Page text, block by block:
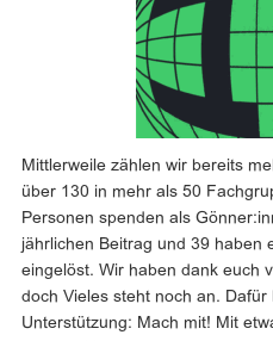
Mittlerweile zählen wir bereits
über 130 in mehr als 50
Personen spenden als
jährlichen Beitrag und 39 haben
eingelöst. Wir haben dank euch
doch Vieles steht noch an.
Unterstützung: Mach mit! Mit